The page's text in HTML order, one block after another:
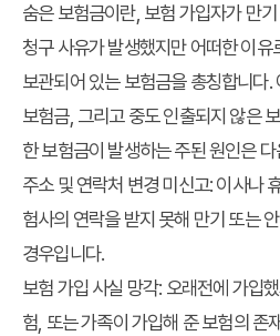
숨은 보험금이란, 보험 가입자가 만
청구 사유가 발생했지만 어떠한 이유
보관되어 있는 보험금을 총칭합니다
보험금, 그리고 중도 인출되지 않은
한 보험금이 발생하는 주된 원인은
주소 및 연락처 변경 미신고:이사나
험사의 연락을 받지 못해 만기 또는
경우입니다.
보험 가입 사실 망각: 오래전에 가입
험, 또는 가족이 가입해 준 보험의 존